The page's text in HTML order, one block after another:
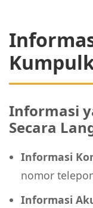
Informasi
Secara
Informasi
nomor
Informasi